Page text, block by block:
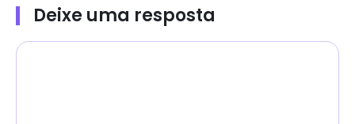
Deixe uma resposta